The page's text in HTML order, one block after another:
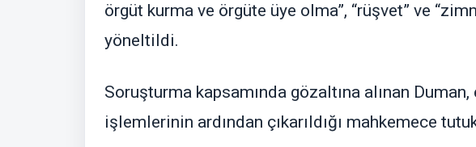
örgüt kurma ve örgüte üye olma”, “rüşvet” ve
yöneltildi.
Soruşturma kapsamında gözaltına alınan Duman,
işlemlerinin ardından çıkarıldığı mahkemece